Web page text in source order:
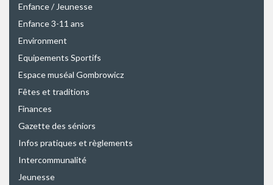
Enfance / Jeunesse
Enfance 3-11 ans
Environment
Equipements Sportifs
Espace muséal Gombrowicz
Fêtes et traditions
Finances
Gazette des séniors
Infos pratiques et règlements
Intercommunalité
Jeunesse